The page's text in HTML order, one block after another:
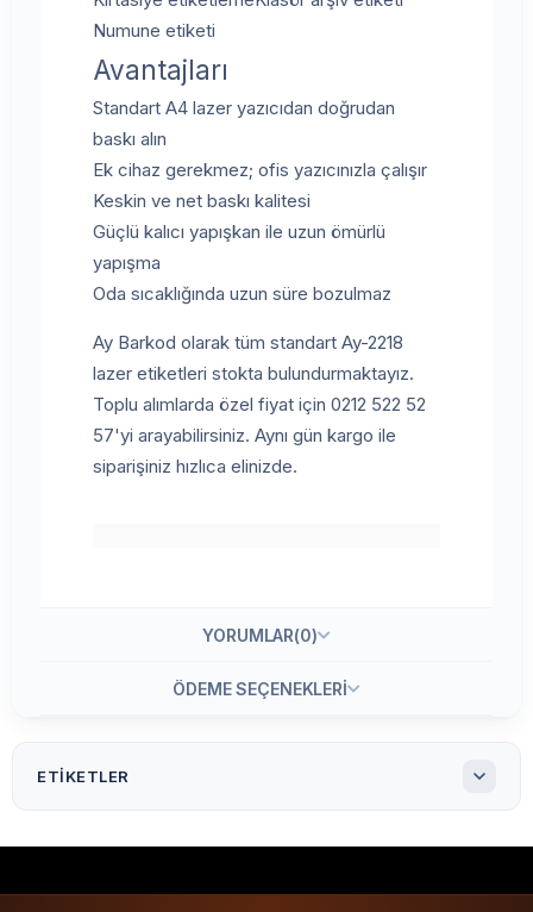
Numune etiketi
Avantajları
Standart A4 lazer yazıcıdan doğrudan
baskı alın
Ek cihaz gerekmez; ofis yazıcınızla çalışır
Keskin ve net baskı kalitesi
Güçlü kalıcı yapışkan ile uzun ömürlü
yapışma
Oda sıcaklığında uzun süre bozulmaz
Ay Barkod olarak tüm standart Ay-2218
lazer etiketleri stokta bulundurmaktayız.
Toplu alımlarda özel fiyat için 0212 522 52
57'yi arayabilirsiniz. Aynı gün kargo ile
siparişiniz hızlıca elinizde.
YORUMLAR(0)
ÖDEME SEÇENEKLERI
ETIKETLER
Ay-2218 70x46 A4 Lazer Etiket